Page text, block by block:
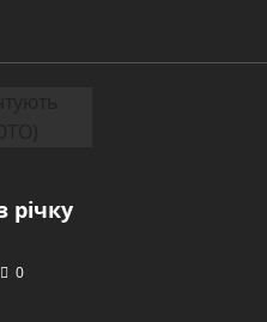
річку
0